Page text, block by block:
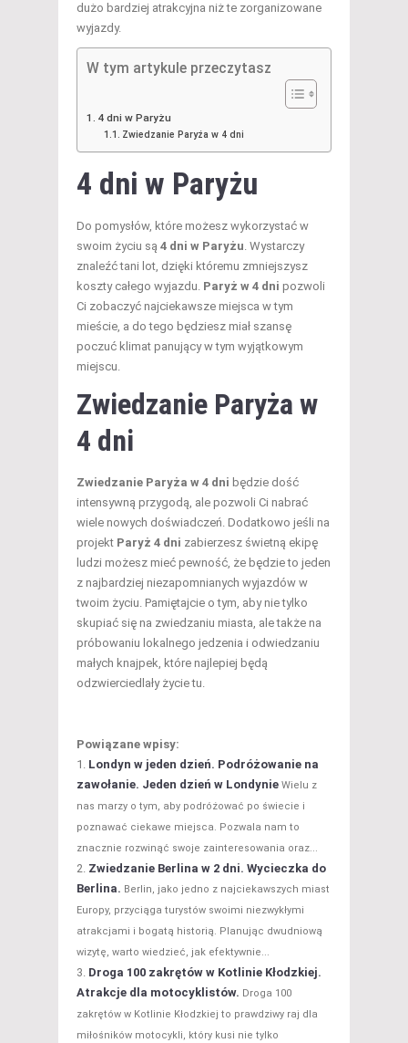
dużo bardziej atrakcyjna niż te zorganizowane
wyjazdy.
W tym artykule przeczytasz
4 dni w Paryżu
Zwiedzanie Paryża w 4 dni
4 dni w Paryżu
Do pomysłów, które możesz wykorzystać w
swoim życiu są 4 dni w Paryżu. Wystarczy
znaleźć tani lot, dzięki któremu zmniejszysz
koszty całego wyjazdu. Paryż w 4 dni pozwoli
Ci zobaczyć najciekawsze miejsca w tym
mieście, a do tego będziesz miał szansę
poczuć klimat panujący w tym wyjątkowym
miejscu.
Zwiedzanie Paryża w
4 dni
Zwiedzanie Paryża w 4 dni będzie dość
intensywną przygodą, ale pozwoli Ci nabrać
wiele nowych doświadczeń. Dodatkowo jeśli na
projekt Paryż 4 dni zabierzesz świetną ekipę
ludzi możesz mieć pewność, że będzie to jeden
z najbardziej niezapomnianych wyjazdów w
twoim życiu. Pamiętajcie o tym, aby nie tylko
skupiać się na zwiedzaniu miasta, ale także na
próbowaniu lokalnego jedzenia i odwiedzaniu
małych knajpek, które najlepiej będą
odzwierciedlały życie tu.
Powiązane wpisy:
Londyn w jeden dzień. Podróżowanie na
zawołanie. Jeden dzień w Londynie Wielu z
nas marzy o tym, aby podróżować po świecie i
poznawać ciekawe miejsca. Pozwala nam to
znacznie rozwinąć swoje zainteresowania oraz...
Zwiedzanie Berlina w 2 dni. Wycieczka do
Berlina. Berlin, jako jedno z najciekawszych miast
Europy, przyciąga turystów swoimi niezwykłymi
atrakcjami i bogatą historią. Planując dwudniową
wizytę, warto wiedzieć, jak efektywnie...
Droga 100 zakrętów w Kotlinie Kłodzkiej.
Atrakcje dla motocyklistów. Droga 100
zakrętów w Kotlinie Kłodzkiej to prawdziwy raj dla
miłośników motocykli, który kusi nie tylko